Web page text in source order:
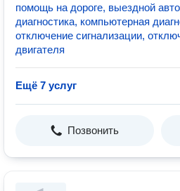
помощь на дороге, выездной
диагностика, компьютерная
отключение сигнализации,
двигателя
Ещё 7 услуг
Позвонить